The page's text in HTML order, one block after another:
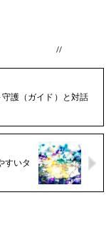
//
護（ガイド）と対話
すいタ